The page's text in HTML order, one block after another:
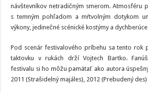
návštevníkov netradičným smerom. Atmosféru
s temným pohľadom a mŕtvolným dotykom
výkony, jedinečné scénické kostýmy a
Pod scenár festivalového príbehu sa tento rok
taktovku v rukách drží Vojtech Bartko.
festivalu si ho môžu pamätať ako autora
2011 (Strašidelný majáles), 2012 (Prebudený